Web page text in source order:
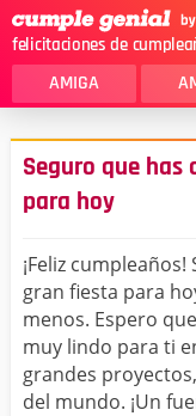
felicitaciones de
AMIGA
MAMA
CRISTIANOS
HERMANO
NOVIA
PAPA
Seguro que
para hoy
¡Feliz
gran fiesta para
menos. Espero
muy lindo para ti
grandes
del mundo. ¡Un